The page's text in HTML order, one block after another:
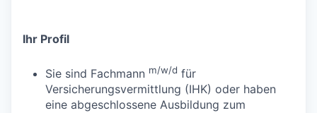
Ihr Profil
Sie sind Fachmann m/w/d für
Versicherungsvermittlung (IHK) oder haben
eine abgeschlossene Ausbildung zum